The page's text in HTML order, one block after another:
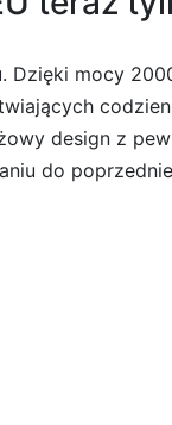
Dzięki mocy
design z
do